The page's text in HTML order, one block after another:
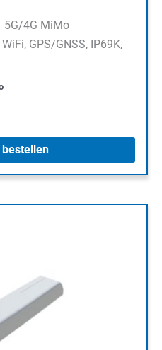
5G/4G MiMo
GPS/GNSS, IP69K,
bestellen